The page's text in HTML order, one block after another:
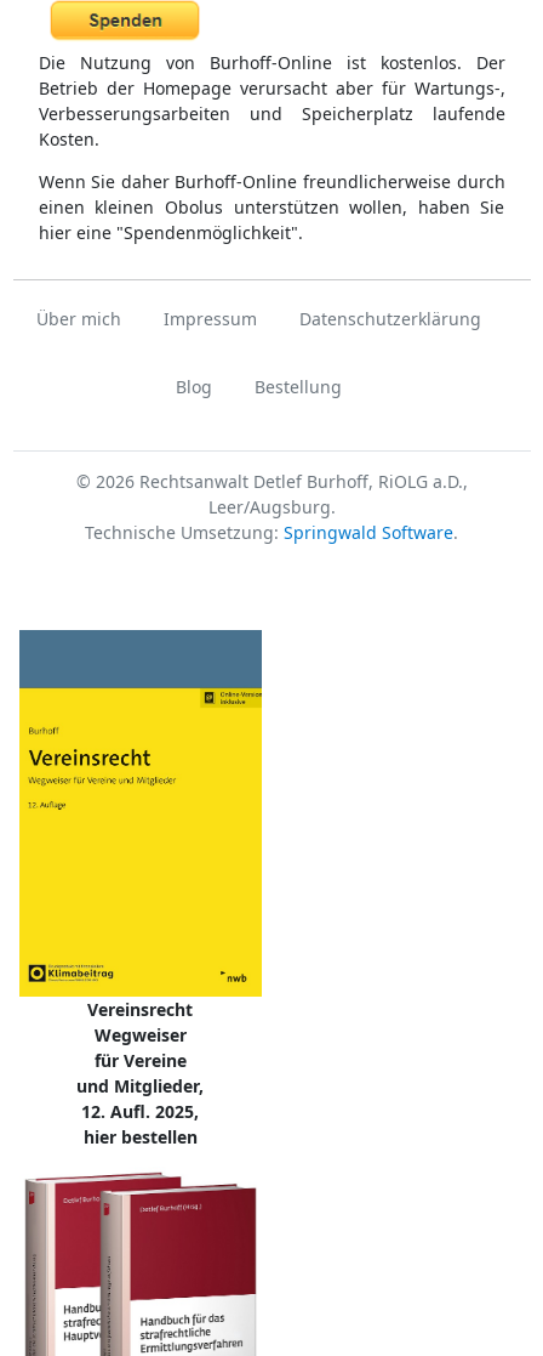
Die Nutzung von Burhoff-Online ist kostenlos. Der
Betrieb der Homepage verursacht aber für Wartungs-,
Verbesserungsarbeiten und Speicherplatz laufende
Kosten.
Wenn Sie daher Burhoff-Online freundlicherweise durch
einen kleinen Obolus unterstützen wollen, haben Sie
hier eine "Spendenmöglichkeit".
Über mich Impressum Datenschutzerklärung
Blog Bestellung
© 2026 Rechtsanwalt Detlef Burhoff, RiOLG a.D.,
Leer/Augsburg.
Technische Umsetzung: Springwald Software.
Vereinsrecht
Wegweiser
für Vereine
und Mitglieder,
12. Aufl. 2025,
hier bestellen